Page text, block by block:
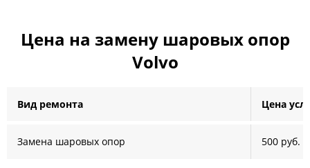
Цена на замену шаровых опор
Volvo
Вид ремонта Цена
Замена шаровых опор 500 руб.